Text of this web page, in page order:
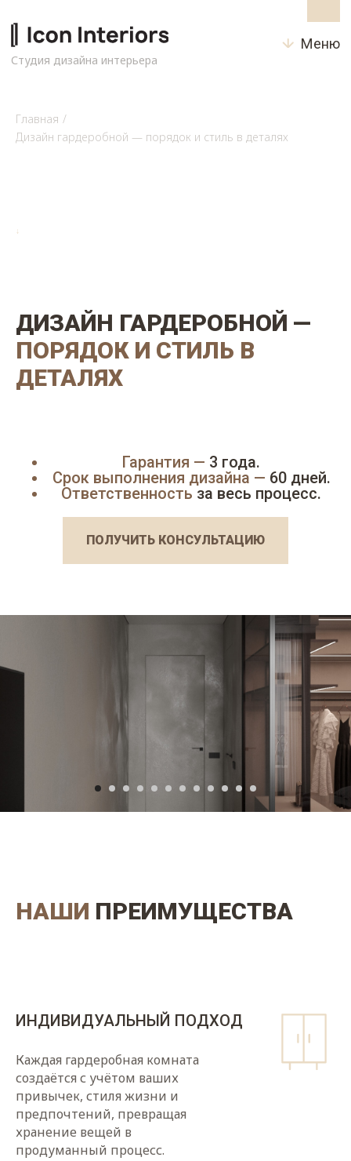
Студия дизайна интерьера
Главная /
Дизайн гардеробной — порядок и стиль в деталях
↓
ДИЗАЙН ГАРДЕРОБНОЙ —
ПОРЯДОК И СТИЛЬ В
ДЕТАЛЯХ
Гарантия — 3 года.
Срок выполнения дизайна — 60 дней.
Ответственность за весь процесс.
ПОЛУЧИТЬ КОНСУЛЬТАЦИЮ
НАШИ ПРЕИМУЩЕСТВА
ИНДИВИДУАЛЬНЫЙ ПОДХОД
Каждая гардеробная комната
создаётся с учётом ваших
привычек, стиля жизни и
предпочтений, превращая
хранение вещей в
продуманный процесс.